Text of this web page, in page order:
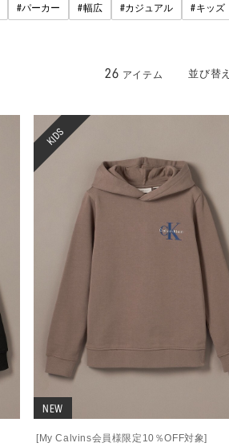
#パーカー #幅広 #カジュアル #キッズ
26 アイテム 並び替え
KIDS
NEW
[My Calvins会員様限定10％OFF対象]